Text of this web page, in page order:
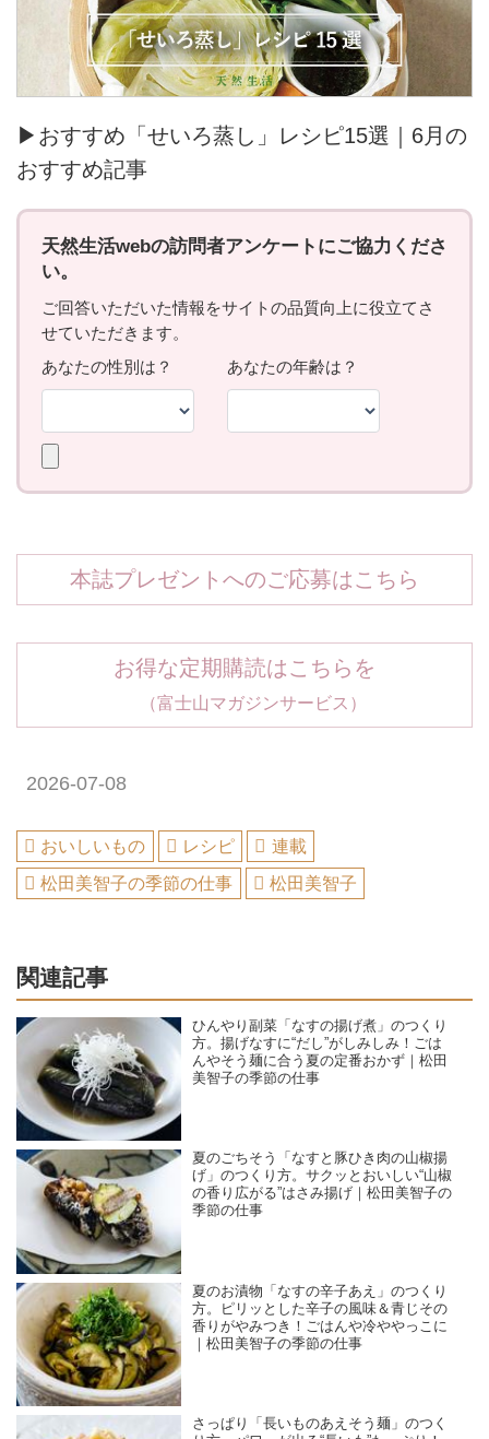
▶おすすめ「せいろ蒸し」レシピ15選｜6月の
おすすめ記事
本誌プレゼントへのご応募はこちら
お得な定期購読はこちらを
（富士山マガジンサービス）
2026-07-08
おいしいもの レシピ
連載
松田美智子の季節の仕事
松田美智子
関連記事
ひんやり副菜「なすの揚げ煮」のつくり
方。揚げなすに“だし”がしみしみ！ごは
んやそう麺に合う夏の定番おかず｜松田
美智子の季節の仕事
夏のごちそう「なすと豚ひき肉の山椒揚
げ」のつくり方。サクッとおいしい“山椒
の香り広がる”はさみ揚げ｜松田美智子の
季節の仕事
夏のお漬物「なすの辛子あえ」のつくり
方。ピリッとした辛子の風味＆青じその
香りがやみつき！ごはんや冷ややっこに
｜松田美智子の季節の仕事
さっぱり「長いものあえそう麺」のつく